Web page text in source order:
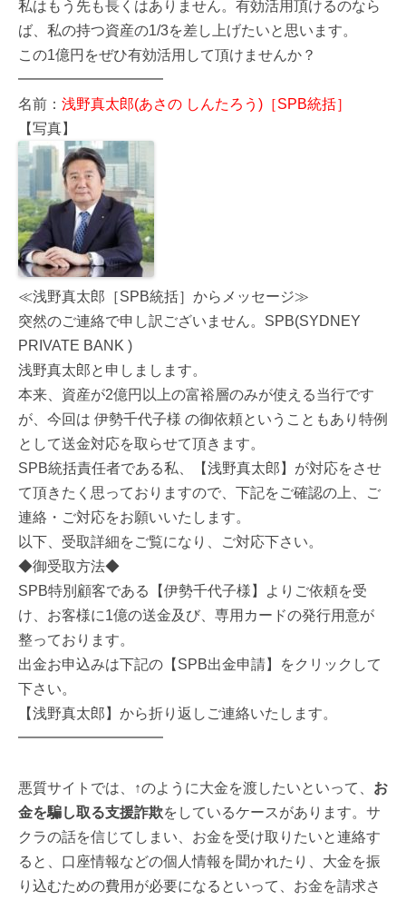
私はもう先も長くはありません。有効活用頂けるのなら
ば、私の持つ資産の1/3を差し上げたいと思います。
この1億円をぜひ有効活用して頂けませんか？
━━━━━━━━━━
名前： 浅野真太郎(あさの しんたろう)［SPB統括］
【写真】
≪浅野真太郎［SPB統括］からメッセージ≫
突然のご連絡で申し訳ございません。SPB(SYDNEY
PRIVATE BANK )
浅野真太郎と申しまします。
本来、資産が2億円以上の富裕層のみが使える当行です
が、今回は 伊勢千代子様 の御依頼ということもあり特例
として送金対応を取らせて頂きます。
SPB統括責任者である私、【浅野真太郎】が対応をさせ
て頂きたく思っておりますので、下記をご確認の上、ご
連絡・ご対応をお願いいたします。
以下、受取詳細をご覧になり、ご対応下さい。
◆御受取方法◆
SPB特別顧客である【伊勢千代子様】よりご依頼を受
け、お客様に1億の送金及び、専用カードの発行用意が
整っております。
出金お申込みは下記の【SPB出金申請】をクリックして
下さい。
【浅野真太郎】から折り返しご連絡いたします。
━━━━━━━━━━
悪質サイトでは、↑のように大金を渡したいといって、 お
金を騙し取る支援詐欺をしているケースがあります。サ
クラの話を信じてしまい、お金を受け取りたいと連絡す
ると、口座情報などの個人情報を聞かれたり、大金を振
り込むための費用が必要になるといって、お金を請求さ